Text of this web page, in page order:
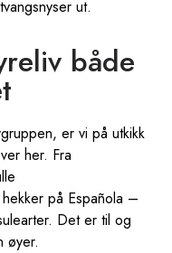
ut.
både
er vi på utkikk
her. Fra
på Española –
Det er til og
øyer.